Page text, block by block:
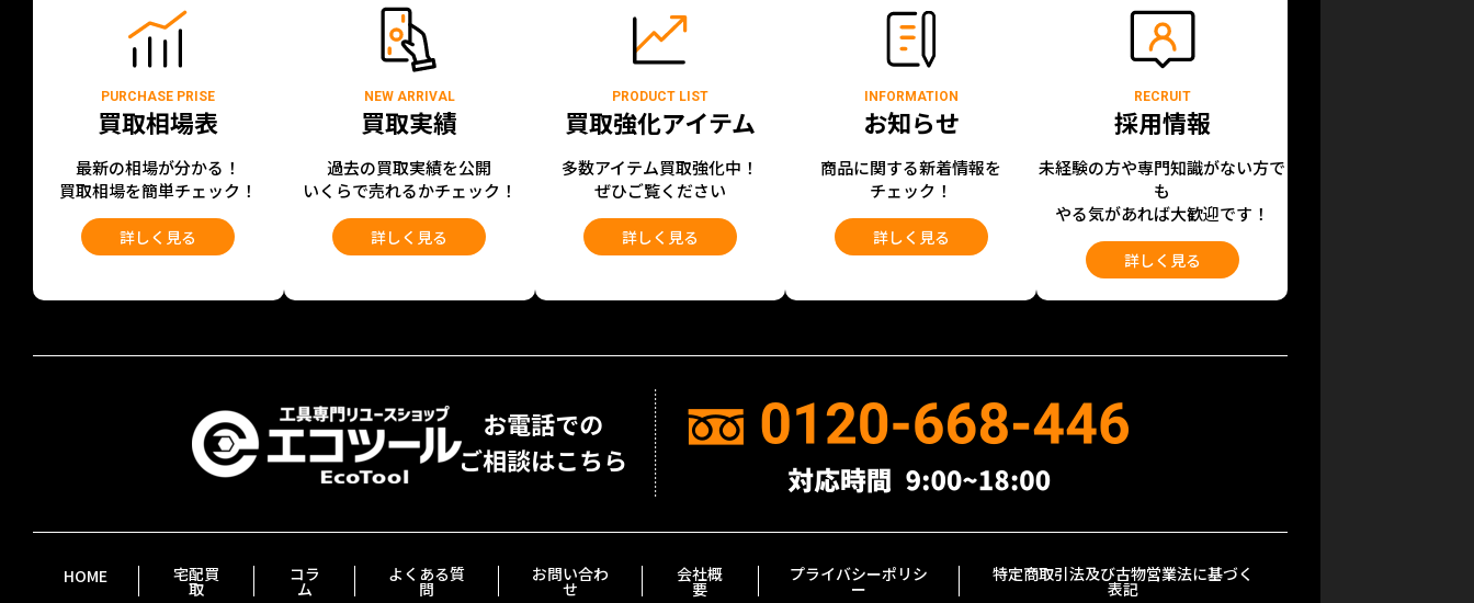
PURCHASE PRISE
買取相場表
最新の相場が分かる！
買取相場を簡単チェック！
詳しく見る
NEW ARRIVAL
買取実績
過去の買取実績を公開
いくらで売れるかチェック！
詳しく見る
PRODUCT LIST
買取強化アイテム
多数アイテム買取強化中！
ぜひご覧ください
詳しく見る
INFORMATION
お知らせ
商品に関する新着情報を
チェック！
詳しく見る
RECRUIT
採用情報
未経験の方や専門知識がない方で
も
やる気があれば大歓迎です！
詳しく見る
HOME 宅配買
取
コラ
ム
よくある質
問
お問い合わ
せ
会社概
要
プライバシーポリシ
ー
特定商取引法及び古物営業法に基づく
表記